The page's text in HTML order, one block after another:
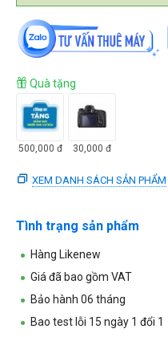
Quà tặng
500,000 đ 30,000 đ
XEM DANH SÁCH SẢN PHẨM
Tình trạng sản phẩm
Hàng Likenew
Giá đã bao gồm VAT
Bảo hành 06 tháng
Bao test lỗi 15 ngày 1 đổi 1